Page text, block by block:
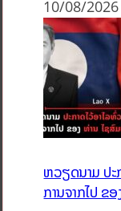
10/08/2026
ຫວຽດນາມ ປະ
ການຈາກໄປ ຂ